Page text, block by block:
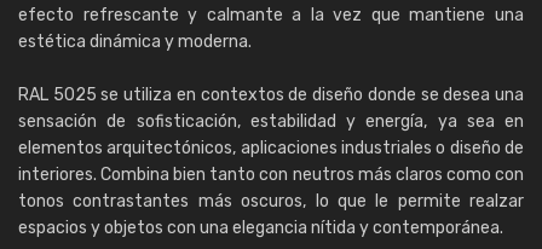
efecto refrescante y calmante a la vez que mantiene una
estética dinámica y moderna.
RAL 5025 se utiliza en contextos de diseño donde se desea una
sensación de sofisticación, estabilidad y energía, ya sea en
elementos arquitectónicos, aplicaciones industriales o diseño de
interiores. Combina bien tanto con neutros más claros como con
tonos contrastantes más oscuros, lo que le permite realzar
espacios y objetos con una elegancia nítida y contemporánea.